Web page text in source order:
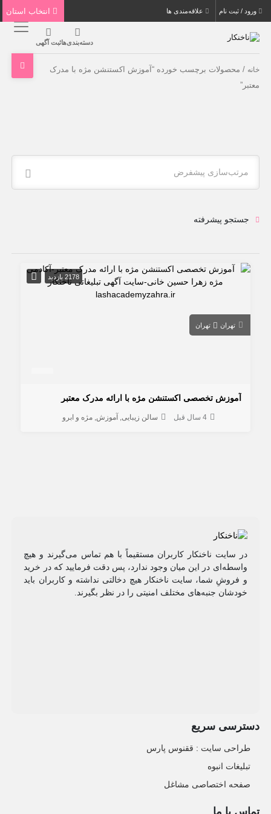
ورود / ثبت نام علاقه‌مندی ها
دسته‌بندی‌هاثبت آگهی
خانه / محصولات برچسب خورده “آموزش اکستنشن مژه با مدرک
معتبر”
مرتب‌سازی پیشفرض
جستجو پیشرفته
2178 بازدید
تهران تهران
آموزش تخصصی اکستنشن مژه با ارائه مدرک معتبر
4 سال قبل سالن زیبایی آموزش مژه و ابرو
در سایت ناخنکار کاربران مستقیماً با هم تماس می‌گیرند و هیچ
واسطه‌ای در این میان وجود ندارد، پس دقت فرمایید که در خرید
و فروشِ شما، سایت ناخنکار هیچ دخالتی نداشته و کاربران باید
خودشان جنبه‌های مختلف امنیتی را در نظر بگیرند.
دسترسی سریع
طراحی سایت :‌ ققنوس پارس
تبلیغات انبوه
صفحه اختصاصی مشاغل
تماس با ما